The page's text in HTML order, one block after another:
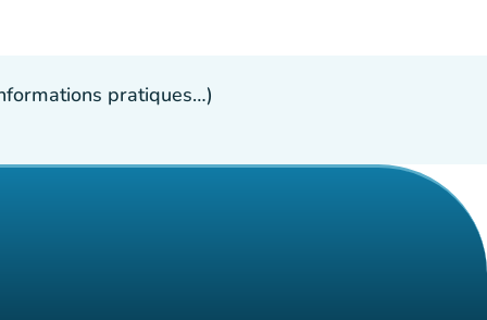
pratiques…)